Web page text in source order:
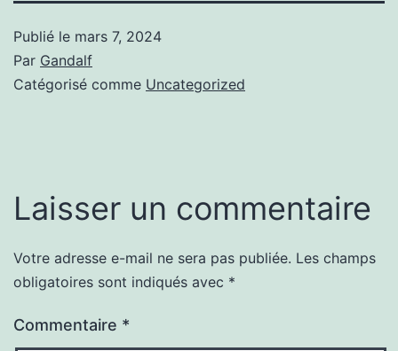
Publié le mars 7, 2024
Par Gandalf
Catégorisé comme Uncategorized
Laisser un commentaire
Votre adresse e-mail ne sera pas publiée. Les champs
obligatoires sont indiqués avec *
Commentaire *